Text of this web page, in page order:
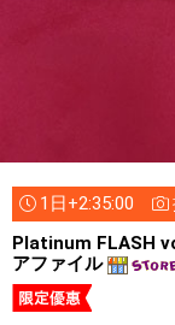
1日+2:35:00
Platinum FLASH
アファイル